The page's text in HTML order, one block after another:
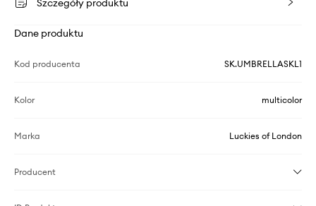
Szczegóły produktu
Dane produktu
Kod producenta SK.UMBRELLASKL1
Kolor multicolor
Marka Luckies of London
Producent